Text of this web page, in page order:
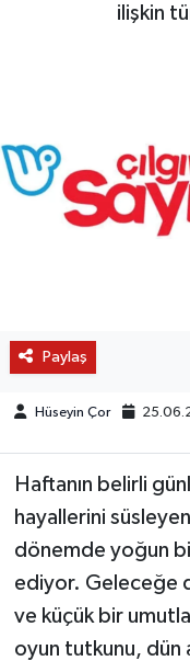
ilişkin
Paylaş
Hüseyin Çor
Haftanın belirli
hayallerini
dönemde yoğun
ediyor. Geleceğe
ve küçük bir
oyun tutkunu, dün